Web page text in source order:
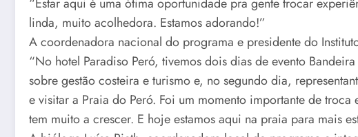
linda, muito acolhedora. Estamos adorando!”
A coordenadora nacional do programa e presidente do
“No hotel Paradiso Peró, tivemos dois dias de evento
sobre gestão costeira e turismo e, no segundo dia,
e visitar a Praia do Peró. Foi um momento importante de
tem muito a crescer. E hoje estamos aqui na praia para mais